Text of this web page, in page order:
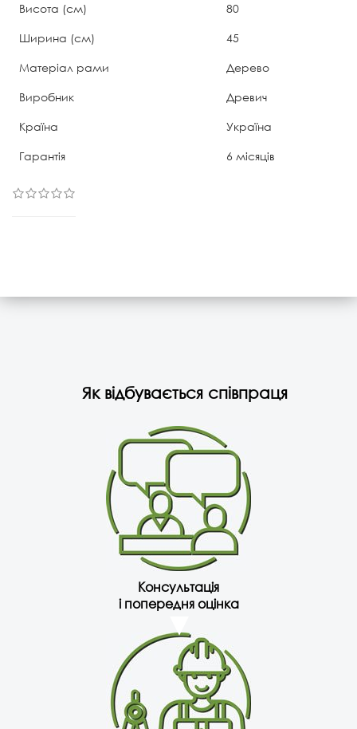
Висота (см)
80
Ширина (см)
45
Матеріал рами
Дерево
Виробник
Древич
Країна
Україна
Гарантія
6 місяців
Як відбувається співпраця
Консультація
і попередня оцінка